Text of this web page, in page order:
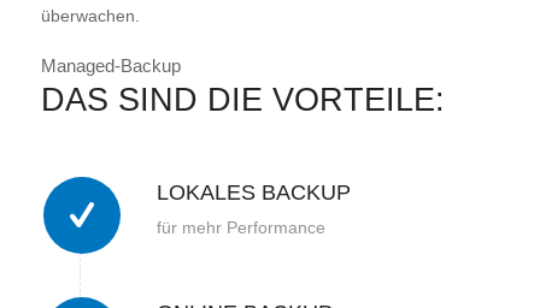
überwachen.
Managed-Backup
DAS SIND DIE VORTEILE:
LOKALES BACKUP
für mehr Performance